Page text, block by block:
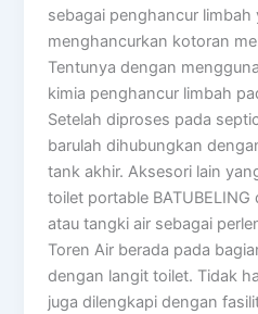
sebagai penghancur
menghancurkan kotoran
Tentunya dengan
kimia penghancur limbah
Setelah diproses pada
barulah dihubungkan
tank akhir. Aksesori lain
toilet portable
atau tangki air sebagai
Toren Air berada pada
dengan langit toilet. Tidak
juga dilengkapi dengan